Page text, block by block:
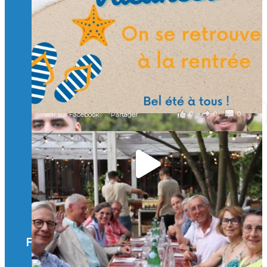
Merci à tous !
🎯 Taxe d’apprentissage 2026 : avec l'Isep, investissez pour
un numérique au service de l'humain !
À l’Isep, nous formons des ingénieurs, des bachelors, des
Mastères Spécialisés, qui allient excellence technologique et
valeurs humaines, au cœur de notre pro
...Voir plus
il y a 2 mois
0 0 0
Voir sur Facebook · Partager
🚀Afterwork à Genève 🚀
🥳 Le 22 avril dernier, 14 Alumni vivant / travaillant
en Suisse ont partagé un moment convivial de
retrouvailles et d'échanges !
Merci à tous pour votre présence et à Alexandre
CHEA pour l'organisation !
il y a 3 mois
Facebook